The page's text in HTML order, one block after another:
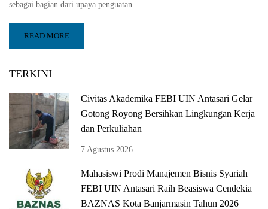
sebagai bagian dari upaya penguatan …
READ MORE
TERKINI
Civitas Akademika FEBI UIN Antasari Gelar
Gotong Royong Bersihkan Lingkungan Kerja
dan Perkuliahan
7 Agustus 2026
Mahasiswi Prodi Manajemen Bisnis Syariah
FEBI UIN Antasari Raih Beasiswa Cendekia
BAZNAS Kota Banjarmasin Tahun 2026